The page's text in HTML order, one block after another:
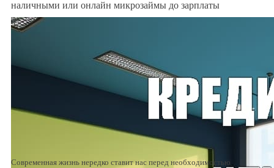
наличными или онлайн микрозаймы до зарплаты
Современная жизнь нередко ставит нас перед необходимостью